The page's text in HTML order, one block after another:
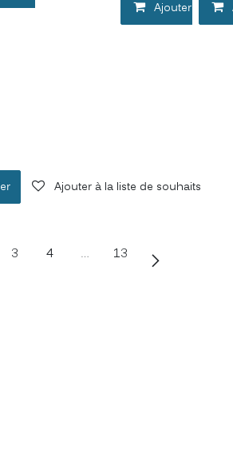
Ajouter au
Ajouter à la liste de souhaits
3 4 … 13